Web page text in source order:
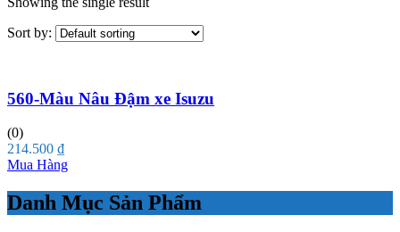
Sort by:
560-Màu Nâu Đậm xe Isuzu
(0)
214.500 ₫
Mua Hàng
Danh Mục Sản Phẩm